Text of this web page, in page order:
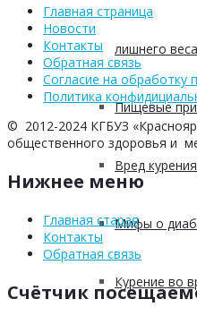
лишнего веса
Пищевые
Вред курения
Мифы о
Курение во
Главная страница
Новости
Контакты
Обратная связь
Согласие на обработку
Политика
© 2012-2024 КГБУЗ
общественного здоровья и
Нижнее меню
Главная старая
Контакты
Обратная связь
Счётчик